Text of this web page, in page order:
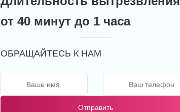
от 40 минут до 1 часа
ОБРАЩАЙТЕСЬ К НАМ
Отправить